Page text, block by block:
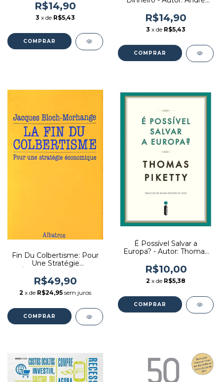
Autor: Karl-henrik Robert
(2002) [seminovo]
R$14,90
3 x de R$5,43
(2008) [seminovo]
R$14,90
3 x de R$5,43
Fin Du Colbertisme: Pour
Une Stratégie
Jacques Bloch-morhange
(1985) [usado]
R$49,90
2 x de R$24,95 sem juros
É Possível Salvar a
Europa? - Autor: Thomas
R$10,00
2 x de R$5,38